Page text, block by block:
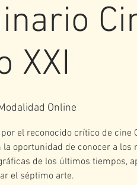
XXI
Online
el reconocido crítico de cine
oportunidad de conocer a los
de los últimos tiempos,
el séptimo arte.